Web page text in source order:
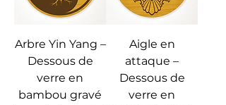
Arbre Yin Yang –
Dessous de
verre en
bambou gravé
Aigle en
attaque –
Dessous de
verre en